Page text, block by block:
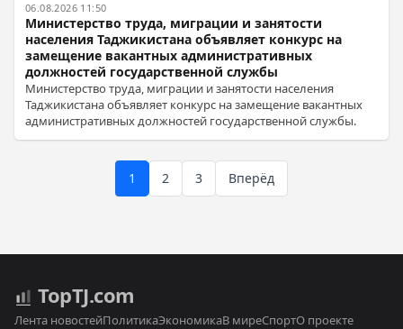
06.08.2026 11:50
Министерство труда, миграции и занятости
населения Таджикистана объявляет конкурс на
замещение вакантных административных
должностей государственной службы
Министерство труда, миграции и занятости населения
Таджикистана объявляет конкурс на замещение вакантных
административных должностей государственной службы.
1 2 3 Вперёд
TopTJ.com
Лента новостейПолитикаЭкономикаВ миреСпортО проекте